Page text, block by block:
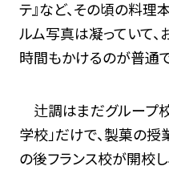
テ』など、その頃の料理
ルム写真は凝っていて
時間もかけるのが普通
辻調はまだグループ
学校」だけで、製菓の
の後フランス校が開校